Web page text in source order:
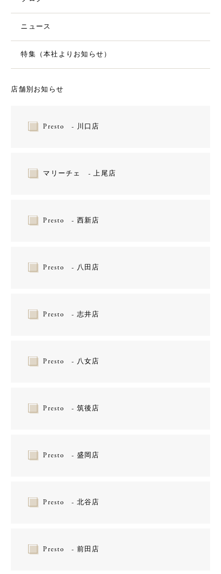
ニュース
特集（本社よりお知らせ）
店舗別お知らせ
Presto - 川口店
マリーチェ - 上尾店
Presto - 西新店
Presto - 八田店
Presto - 志井店
Presto - 八女店
Presto - 筑後店
Presto - 盛岡店
Presto - 北谷店
Presto - 前田店